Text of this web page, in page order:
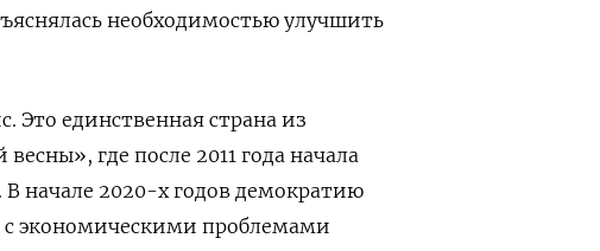
необходимостью улучшить
единственная страна из
где после 2011 года начала
. В начале 2020-х годов демократию
с экономическими проблемами